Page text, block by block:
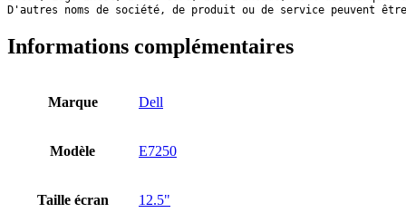
D'autres noms de société, de produit ou de service peuvent
Informations complémentaires
Marque Dell
Modèle E7250
Taille écran 12.5"